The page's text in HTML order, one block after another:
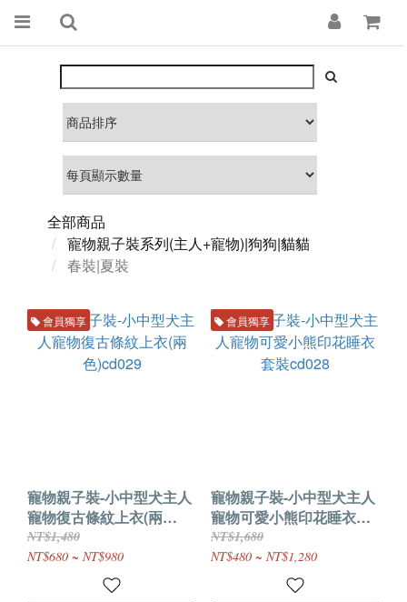
全部商品
寵物親子裝系列(主人+寵物)|狗狗|貓貓
春裝|夏裝
會員獨享
寵物親子裝-小中型犬主人
寵物復古條紋上衣(兩
色)cd029
NT$1,480
NT$680 ~ NT$980
會員獨享
寵物親子裝-小中型犬主人
寵物可愛小熊印花睡衣套
裝cd028
NT$1,680
NT$480 ~ NT$1,280